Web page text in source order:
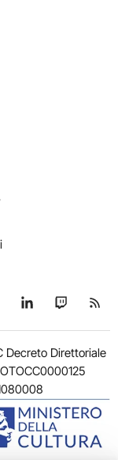
Telegram
su TikTok
Seguici su
Seguici
Decreto Direttoriale